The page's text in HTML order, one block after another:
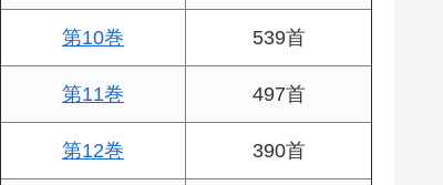
第10巻 539首
第11巻 497首
第12巻 390首